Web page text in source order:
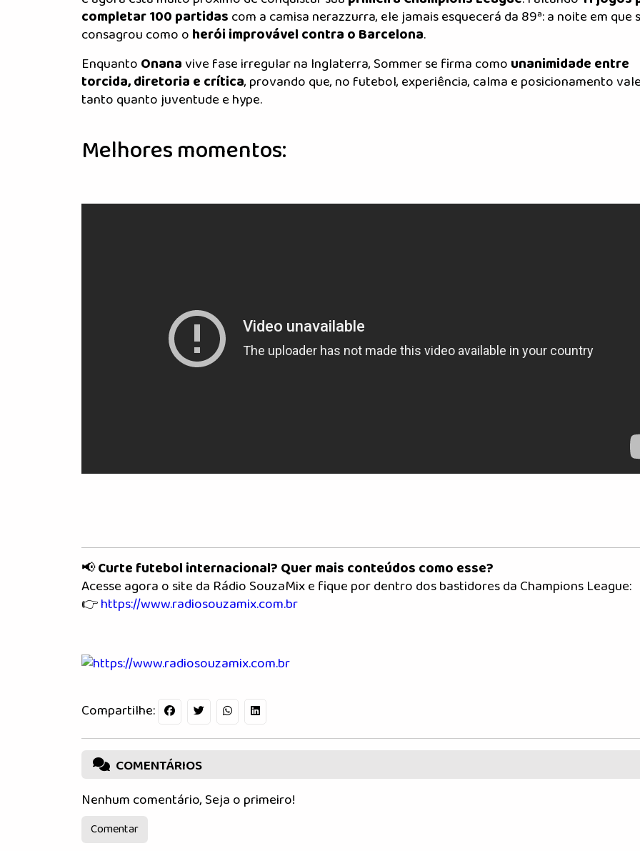
completar 100 partidascom a camisa nerazzurra, ele jamais esquecerá da 89ª: a noite em que
consagrou como oherói improvável contra o Barcelona.
EnquantoOnanavive fase irregular na Inglaterra, Sommer se firma comounanimidade entre
torcida, diretoria e crítica, provando que, no futebol, experiência, calma e posicionamento
tanto quanto juventude e hype.
Melhores momentos:
📢Curte futebol internacional? Quer mais conteúdos como esse?
Acesse agora o site da Rádio SouzaMix e fique por dentro dos bastidores da Champions League:
👉https://www.radiosouzamix.com.br
Compartilhe:
COMENTÁRIOS
Nenhum comentário, Seja o primeiro!
Comentar